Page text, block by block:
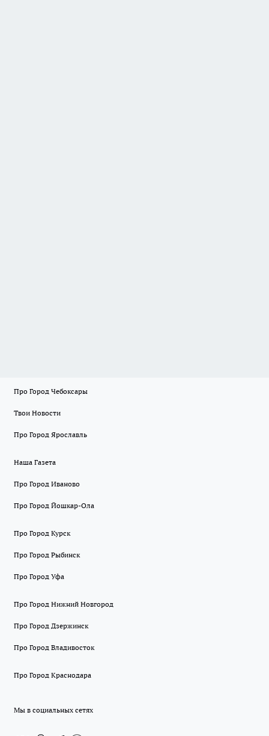
Про Город Чебоксары
Твои Новости
Про Город Ярославль
Наша Газета
Про Город Иваново
Про Город Йошкар-Ола
Про Город Курск
Про Город Рыбинск
Про Город Уфа
Про Город Нижний Новгород
Про Город Дзержинск
Про Город Владивосток
Про Город Краснодара
Мы в социальных сетях